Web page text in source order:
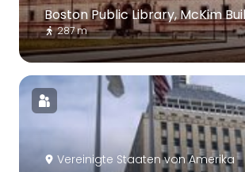
Boston Public Library, McKim
287 m
Vereinigte Staaten von Amerika